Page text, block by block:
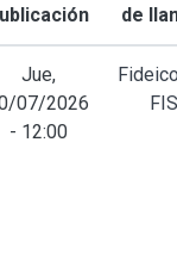
de
Jue,
07/2026
- 12:00